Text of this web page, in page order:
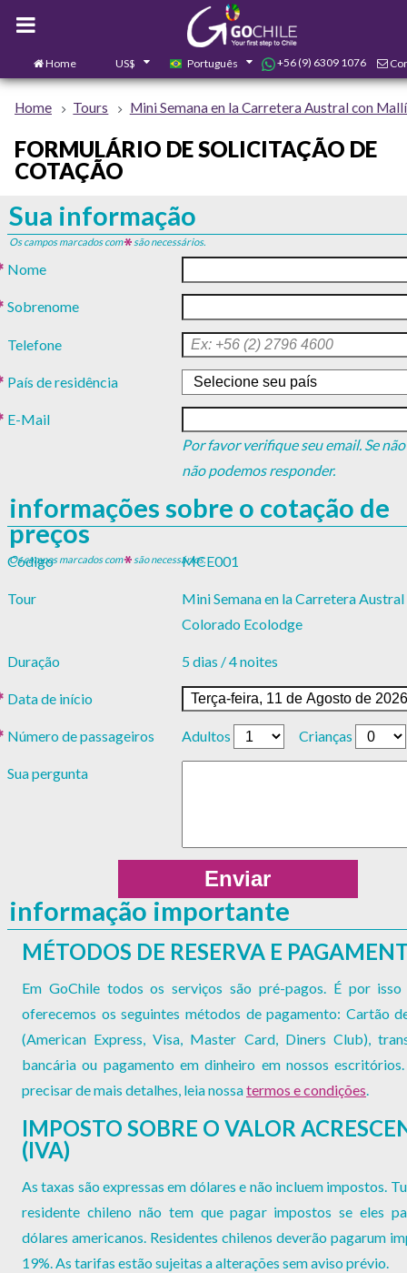
Home US$ Português +56 (9) 6309 1076
0
Home Tours Mini Semana en la Carretera Austral con
FORMULÁRIO DE SOLICITAÇÃO DE
COTAÇÃO
Sua informação
Os campos marcados com são necessários.
Nome
Sobrenome
Telefone
País de residência
E-Mail
Por favor verifique seu email. Se
não podemos responder.
informações sobre o cotação de
preços
Os campos marcados com são necessários.
Código MCE001
Tour
Mini Semana en la Carretera
Colorado Ecolodge
Duração 5 dias / 4 noites
Data de início
Número de passageiros Adultos Crianças
Sua pergunta
informação importante
MÉTODOS DE RESERVA E
Em GoChile todos os serviços são pré-pagos. É por isso
oferecemos os seguintes métodos de pagamento: Cartão
(American Express, Visa, Master Card, Diners Club),
bancária ou pagamento em dinheiro em nossos
precisar de mais detalhes, leia nossatermos e condições.
IMPOSTO SOBRE O VALOR
(IVA)
As taxas são expressas em dólares e não incluem impostos.
residente chileno não tem que pagar impostos se eles
dólares americanos. Residentes chilenos deverão pagarum
19%. As tarifas estão sujeitas a alterações sem aviso prévio.